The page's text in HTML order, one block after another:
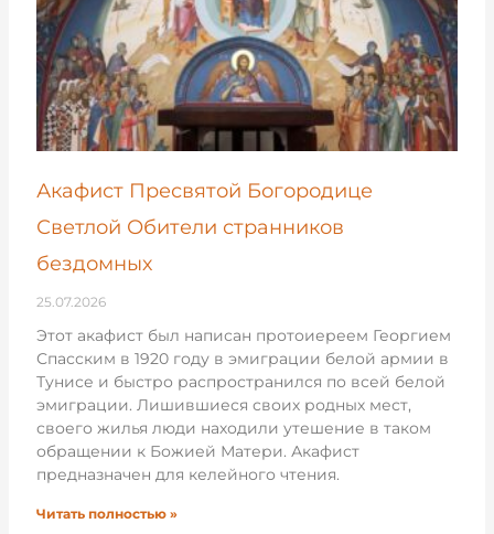
Акафист Пресвятой Богородице
Светлой Обители странников
бездомных
25.07.2026
Этот акафист был написан протоиереем Георгием
Спасским в 1920 году в эмиграции белой армии в
Тунисе и быстро распространился по всей белой
эмиграции. Лишившиеся своих родных мест,
своего жилья люди находили утешение в таком
обращении к Божией Матери. Акафист
предназначен для келейного чтения.
Читать полностью »